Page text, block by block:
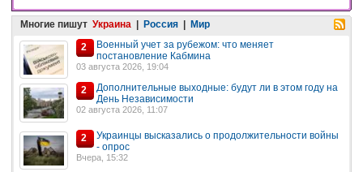
Многие пишут Украина | Россия | Мир
2
Военный учет за рубежом: что меняет
постановление Кабмина
03 августа 2026, 19:04
2
Дополнительные выходные: будут ли в этом году на
День Независимости
02 августа 2026, 11:07
2
Украинцы высказались о продолжительности войны
- опрос
Вчера, 15:32